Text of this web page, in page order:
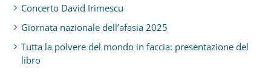
Concerto David Irimescu
Giornata nazionale dell’afasia 2025
Tutta la polvere del mondo in faccia: presentazione del
libro